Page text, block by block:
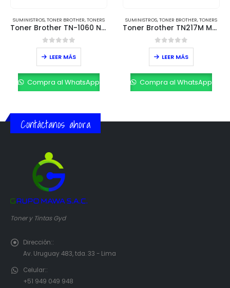
SUMINISTROS,TONER BROTHER,TONERS
Toner Brother TN-1060 Negro – Rendimiento de 1,000 páginas
0out of 5
LEER MÁS
Compra al WhatsApp
SUMINISTROS,TONER BROTHER,TONERS
Toner Brother TN217M Magenta – Rendimiento de 2,300 páginas
0out of 5
LEER MÁS
Compra al WhatsApp
Contáctanos ahora
Toner y Tintas Gyd
Dirección::
Av. Uruguay 483, tda. 33 - Lima
Celular::
+51 949 049 948